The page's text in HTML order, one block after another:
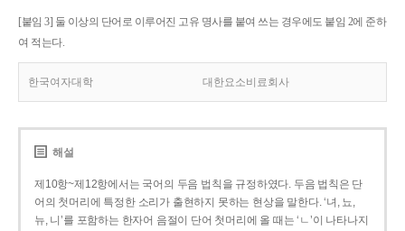
[붙임 3] 둘 이상의 단어로 이루어진 고유 명사를 붙여 쓰는 경우에도 붙임 2에 준하
여 적는다.
한국여자대학 대한요소비료회사
해설
제10항~제12항에서는 국어의 두음 법칙을 규정하였다. 두음 법칙은 단
어의 첫머리에 특정한 소리가 출현하지 못하는 현상을 말한다. ‘녀, 뇨,
뉴, 니’를 포함하는 한자어 음절이 단어 첫머리에 올 때는 ‘ㄴ’이 나타나지